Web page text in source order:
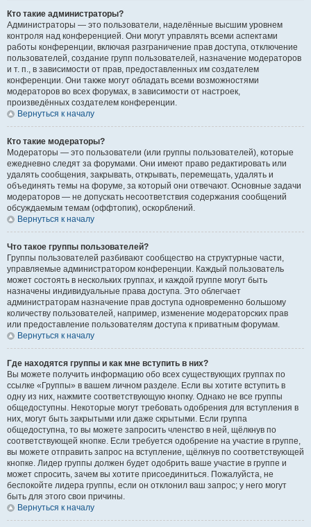
Кто такие администраторы?
Администраторы — это пользователи, наделённые высшим уровнем
контроля над конференцией. Они могут управлять всеми аспектами
работы конференции, включая разграничение прав доступа, отключение
пользователей, создание групп пользователей, назначение модераторов
и т. п., в зависимости от прав, предоставленных им создателем
конференции. Они также могут обладать всеми возможностями
модераторов во всех форумах, в зависимости от настроек,
произведённых создателем конференции.
Вернуться к началу
Кто такие модераторы?
Модераторы — это пользователи (или группы пользователей), которые
ежедневно следят за форумами. Они имеют право редактировать или
удалять сообщения, закрывать, открывать, перемещать, удалять и
объединять темы на форуме, за который они отвечают. Основные задачи
модераторов — не допускать несоответствия содержания сообщений
обсуждаемым темам (оффтопик), оскорблений.
Вернуться к началу
Что такое группы пользователей?
Группы пользователей разбивают сообщество на структурные части,
управляемые администратором конференции. Каждый пользователь
может состоять в нескольких группах, и каждой группе могут быть
назначены индивидуальные права доступа. Это облегчает
администраторам назначение прав доступа одновременно большому
количеству пользователей, например, изменение модераторских прав
или предоставление пользователям доступа к приватным форумам.
Вернуться к началу
Где находятся группы и как мне вступить в них?
Вы можете получить информацию обо всех существующих группах по
ссылке «Группы» в вашем личном разделе. Если вы хотите вступить в
одну из них, нажмите соответствующую кнопку. Однако не все группы
общедоступны. Некоторые могут требовать одобрения для вступления в
них, могут быть закрытыми или даже скрытыми. Если группа
общедоступна, то вы можете запросить членство в ней, щёлкнув по
соответствующей кнопке. Если требуется одобрение на участие в группе,
вы можете отправить запрос на вступление, щёлкнув по соответствующей
кнопке. Лидер группы должен будет одобрить ваше участие в группе и
может спросить, зачем вы хотите присоединиться. Пожалуйста, не
беспокойте лидера группы, если он отклонил ваш запрос; у него могут
быть для этого свои причины.
Вернуться к началу